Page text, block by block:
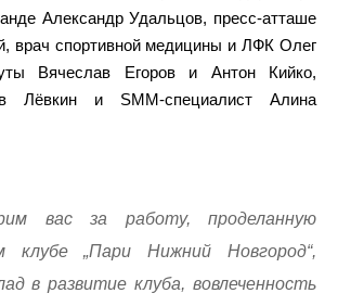
Александр Удальцов, пресс-атташе
врач спортивной медицины и ЛФК Олег
Вячеслав Егоров и Антон Кийко,
Лёвкин и SMM-специалист Алина
вас за работу, проделанную
клубе „Пари Нижний Новгород“,
в развитие клуба, вовлеченность